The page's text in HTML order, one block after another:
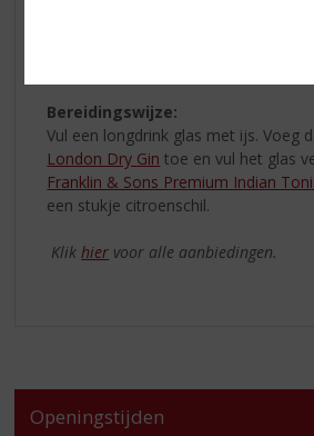
Bereidingswijze:
Vul een longdrink glas met ijs. Voeg
London Dry Gin toe en vul het glas
Franklin & Sons Premium Indian
een stukje citroenschil.
Klikhier voor alle aanbiedingen.
Openingstijden